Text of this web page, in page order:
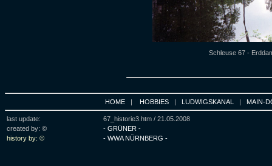
Schleuse 67 -
HOME | HOBBIES | LUDWIGSKANAL | MAIN-
last update: 67_historie3.htm / 21.05.2008
created by: ©
- GRÜNER -
history by: ©
- WWA NÜRNBERG -